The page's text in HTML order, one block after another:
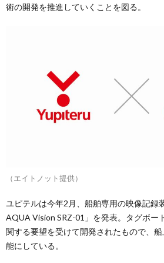
術の開発を推進していくことを図る。
（エイトノット提供）
ユピテルは今年2月、船舶専用の映像記録
AQUA Vision SRZ-01」を発表。タグボー
関する要望を受けて開発されたもので、
能にしている。